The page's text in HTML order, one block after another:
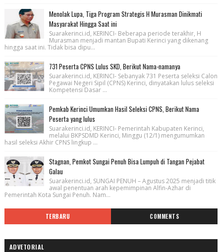
Menolak Lupa, Tiga Program Strategis H Murasman Dinikmati
Masyarakat Hingga Saat ini
Suarakerinci.id, KERINCI- Beberapa periode terakhir, H
Murasman menjadi mantan Bupati Kerinci yang dikenang
hingga saat ini. Tidak bisa dipu...
731 Peserta CPNS Lulus SKD, Berikut Nama-namanya
Suarakerinci.id, KERINCI- Sebanyak 731 Peserta seleksi Calon
Pegawai Negeri Sipil (CPNS) Kerinci, dinyatakan lulus seleksi
Kompetensi Dasar ...
Pemkab Kerinci Umumkan Hasil Seleksi CPNS, Berikut Nama
Peserta yang lulus
Suarakerinci.id, KERINCI- Pemerintah Kabupaten Kerinci,
melalui BKPSDMD Kerinci, Minggu (12/1) mengumumkan
hasil seleksi Akhir CPNS lingkup ...
Stagnan, Pemkot Sungai Penuh Bisa Lumpuh di Tangan Pejabat
Galau
Suarakerinci.id, SUNGAI PENUH – Agustus 2025 menjadi titik
awal penentuan arah kepemimpinan Alfin-Azhar di
Pemerintah Kota Sungai Penuh. Nam...
TERBARU COMMENTS
ADVETORIAL